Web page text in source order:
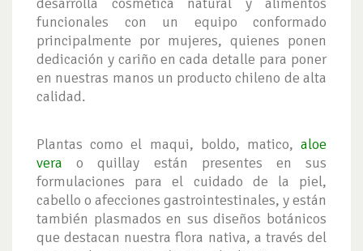
funcionales con un equipo conformado
principalmente por mujeres, quienes ponen
dedicación y cariño en cada detalle para poner
en nuestras manos un producto chileno de alta
calidad.
Plantas como el maqui, boldo, matico, aloe
vera o quillay están presentes en sus
formulaciones para el cuidado de la piel,
cabello o afecciones gastrointestinales, y están
también plasmados en sus diseños botánicos
que destacan nuestra flora nativa, a través del